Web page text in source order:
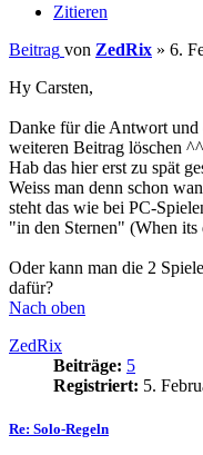
Zitieren
Beitrag von ZedRix » 6.
Hy Carsten,
Danke für die Antwort und
weiteren Beitrag löschen ^^
Hab das hier erst zu spät
Weiss man denn schon
steht das wie bei PC-
"in den Sternen" (When its
Oder kann man die 2
dafür?
Nach oben
ZedRix
Beiträge: 5
Registriert: 5.
Re: Solo-Regeln